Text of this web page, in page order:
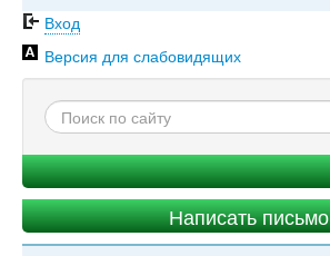
Вход
Версия для слабовидящих
Написать письмо